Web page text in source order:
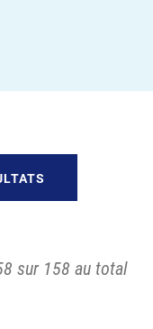
sur 158 au total